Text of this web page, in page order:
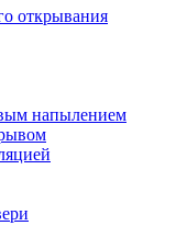
открывания
напылением